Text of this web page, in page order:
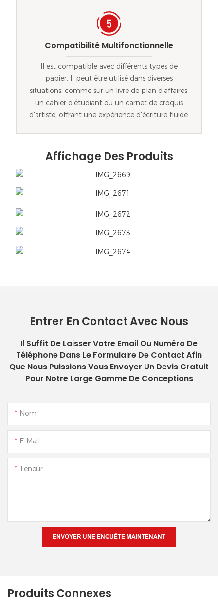
Compatibilité Multifonctionnelle
Il est compatible avec différents types de
papier. Il peut être utilisé dans diverses
situations, comme sur un livre de plan d'affaires,
un cahier d'étudiant ou un carnet de croquis
d'artiste, offrant une expérience d'écriture fluide.
Affichage Des Produits
Entrer En Contact Avec Nous
Il Suffit De Laisser Votre Email Ou Numéro De
Téléphone Dans Le Formulaire De Contact Afin
Que Nous Puissions Vous Envoyer Un Devis Gratuit
Pour Notre Large Gamme De Conceptions
Nom
E-Mail
Teneur
ENVOYER UNE ENQUÊTE MAINTENANT
Produits Connexes